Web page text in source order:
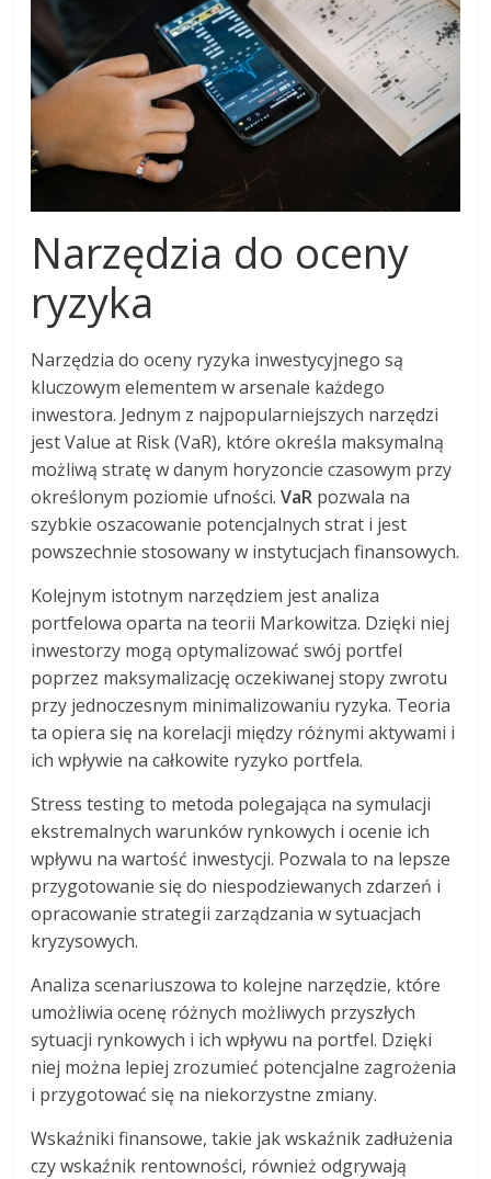
Narzędzia do oceny
ryzyka
Narzędzia do oceny ryzyka inwestycyjnego są
kluczowym elementem w arsenale każdego
inwestora. Jednym z najpopularniejszych narzędzi
jest Value at Risk (VaR), które określa maksymalną
możliwą stratę w danym horyzoncie czasowym przy
określonym poziomie ufności.VaR pozwala na
szybkie oszacowanie potencjalnych strat i jest
powszechnie stosowany w instytucjach finansowych.
Kolejnym istotnym narzędziem jest analiza
portfelowa oparta na teorii Markowitza. Dzięki niej
inwestorzy mogą optymalizować swój portfel
poprzez maksymalizację oczekiwanej stopy zwrotu
przy jednoczesnym minimalizowaniu ryzyka. Teoria
ta opiera się na korelacji między różnymi aktywami i
ich wpływie na całkowite ryzyko portfela.
Stress testing to metoda polegająca na symulacji
ekstremalnych warunków rynkowych i ocenie ich
wpływu na wartość inwestycji. Pozwala to na lepsze
przygotowanie się do niespodziewanych zdarzeń i
opracowanie strategii zarządzania w sytuacjach
kryzysowych.
Analiza scenariuszowa to kolejne narzędzie, które
umożliwia ocenę różnych możliwych przyszłych
sytuacji rynkowych i ich wpływu na portfel. Dzięki
niej można lepiej zrozumieć potencjalne zagrożenia
i przygotować się na niekorzystne zmiany.
Wskaźniki finansowe, takie jak wskaźnik zadłużenia
czy wskaźnik rentowności, również odgrywają